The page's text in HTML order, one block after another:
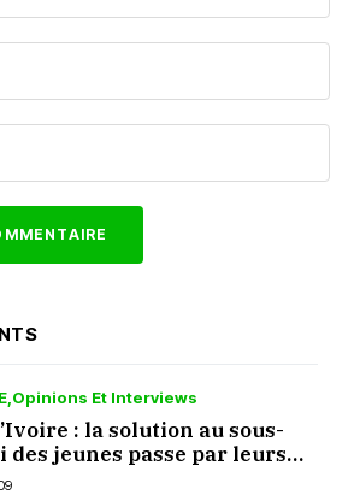
Opinions Et Interviews
: la solution au sous-
des jeunes passe par leurs